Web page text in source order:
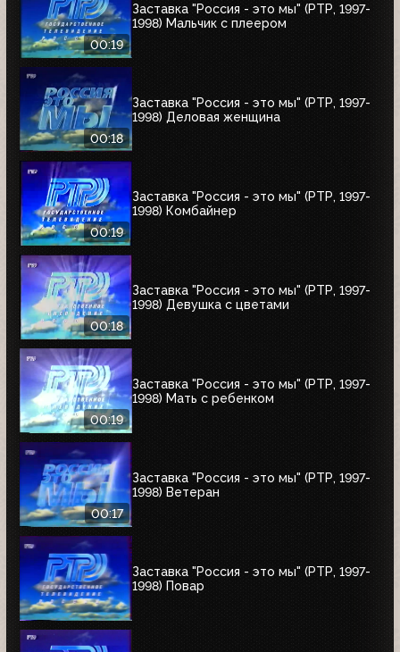
00:19
Заставка "Россия - это мы" (РТР, 1997-
1998) Мальчик с плеером
00:18
Заставка "Россия - это мы" (РТР, 1997-
1998) Деловая женщина
00:19
Заставка "Россия - это мы" (РТР, 1997-
1998) Комбайнер
00:18
Заставка "Россия - это мы" (РТР, 1997-
1998) Девушка с цветами
00:19
Заставка "Россия - это мы" (РТР, 1997-
1998) Мать с ребенком
00:17
Заставка "Россия - это мы" (РТР, 1997-
1998) Ветеран
Заставка "Россия - это мы" (РТР, 1997-
1998) Повар